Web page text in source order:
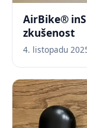
AirBike®
zkušenost
4. listopadu